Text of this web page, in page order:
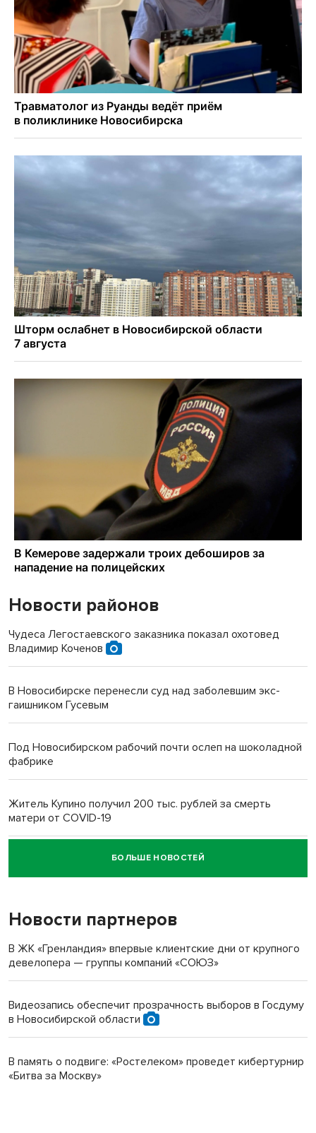
Новости районов
Чудеса Легостаевского заказника показал охотовед
Владимир Коченов
В Новосибирске перенесли суд над заболевшим экс-
гаишником Гусевым
Под Новосибирском рабочий почти ослеп на шоколадной
фабрике
Житель Купино получил 200 тыс. рублей за смерть
матери от COVID-19
Новосибирский суд наказал водителя за смерть
пенсионерки на вокзале
БОЛЬШЕ НОВОСТЕЙ
Новости партнеров
В ЖК «Гренландия» впервые клиентские дни от крупного
девелопера — группы компаний «СОЮЗ»
Видеозапись обеспечит прозрачность выборов в Госдуму
в Новосибирской области
В память о подвиге: «Ростелеком» проведет кибертурнир
«Битва за Москву»